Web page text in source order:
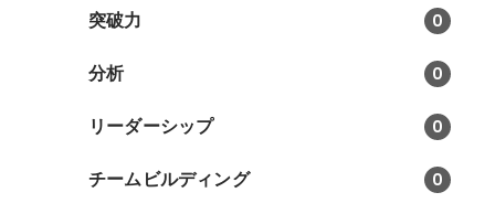
突破力 0
分析 0
リーダーシップ 0
チームビルディング 0